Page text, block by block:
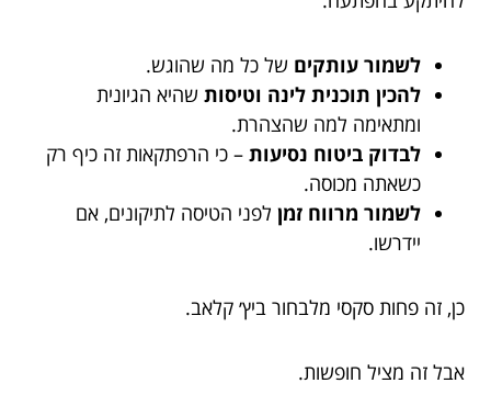
לשמור עותקים של כל מה שהוגש.
להכין תוכנית לינה וטיסות שהיא הגיונית
ומתאימה למה שהצהרת.
לבדוק ביטוח נסיעות – כי הרפתקאות זה כיף רק
כשאתה מכוסה.
לשמור מרווח זמן לפני הטיסה לתיקונים, אם
יידרשו.
כן, זה פחות סקסי מלבחור ביץ׳ קלאב.
אבל זה מציל חופשות.